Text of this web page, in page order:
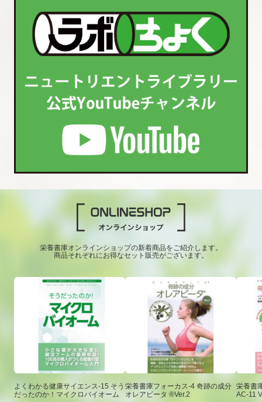
栄養書庫オンラインショップの新着商品をご紹介します。
商品それぞれにお得なセット販売がございます。
よくわかる健康サイエンス-15 そう
だったのか！マイクロバイオーム
栄養書庫フォーカス-4 奇跡の成分
オレアビータ ®Ver.2
栄養書
AC-11